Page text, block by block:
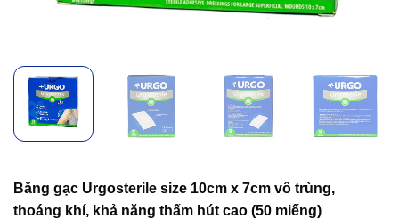
Băng gạc Urgosterile size 10cm x 7cm vô trùng,
thoáng khí, khả năng thấm hút cao (50 miếng)